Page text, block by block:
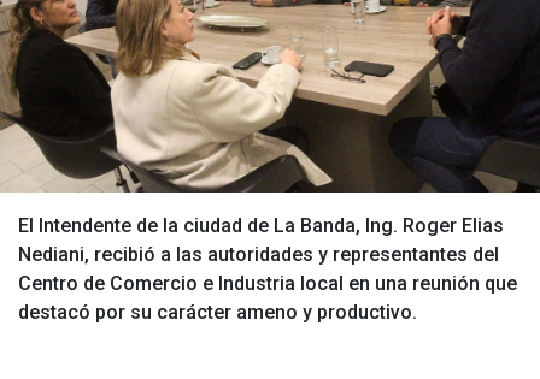
El Intendente de la ciudad de La Banda, Ing. Roger Elias
Nediani, recibió a las autoridades y representantes del
Centro de Comercio e Industria local en una reunión que
destacó por su carácter ameno y productivo.